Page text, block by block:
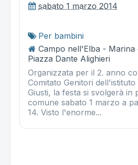
sabato 1 marzo 2014
Per bambini
Campo nell'Elba - Marina
Piazza Dante Alighieri
Organizzata per il 2. anno
Comitato Genitori
Giusti, la festa si svolgerà in
comune sabato 1 marzo a
14. Visto l'enorme...